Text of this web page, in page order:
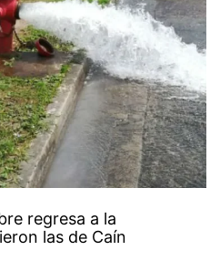
regresa a la
las de Caín